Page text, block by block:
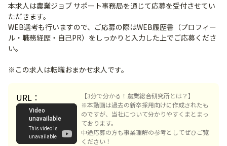
本求人は農業ジョブ サポート事務局を通じて応募を受付させてい
ただきます。
WEB選考も行いますので、ご応募の際はWEB履歴書（プロフィー
ル・職務経歴・自己PR）をしっかりと入力した上でご応募くださ
い。
※この求人は転職おまかせ求人です。
URL：
【3分で分かる！農業総合研究所とは？】
※本動画は過去の新卒採用向けに作成されたも
のですが、当社について分かりやすくまとまっ
ております。
中途応募の方も事業理解の参考としてぜひご覧
ください！